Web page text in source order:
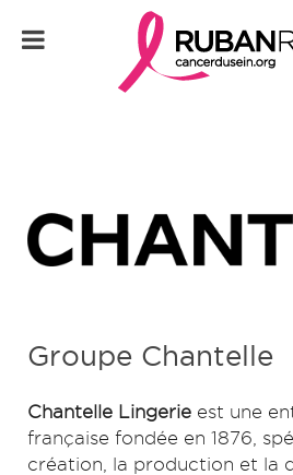
Groupe Chantelle
Chantelle Lingerie est une
française fondée en 1876,
création, la production et la